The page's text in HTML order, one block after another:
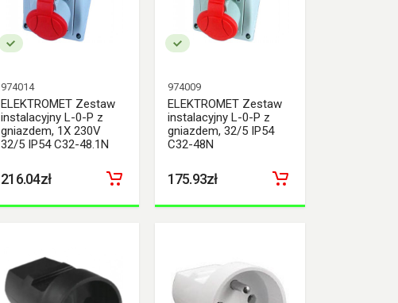
974014
ELEKTROMET Zestaw
instalacyjny L-0-P z
gniazdem, 1X 230V
32/5 IP54 C32-48.1N
216.04zł
974009
ELEKTROMET Zestaw
instalacyjny L-0-P z
gniazdem, 32/5 IP54
C32-48N
175.93zł